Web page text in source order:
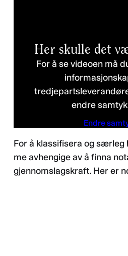
Her skulle det
For å se videoen må
endre
Endre
For å klassifisera og særleg
me avhengige av å finna
gjennomslagskraft. Her er